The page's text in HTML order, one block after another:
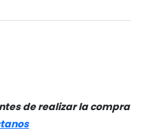
de realizar la compra